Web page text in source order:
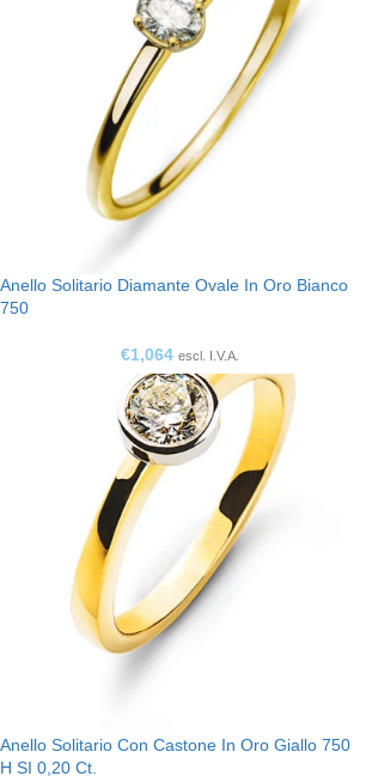
Anello Solitario Diamante Ovale In Oro Bianco
750
€1,064 escl. I.V.A.
Anello Solitario Con Castone In Oro Giallo 750
H SI 0,20 Ct.